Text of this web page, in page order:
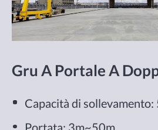
Gru A Portale A
Capacità di
Portata: 3m~50m